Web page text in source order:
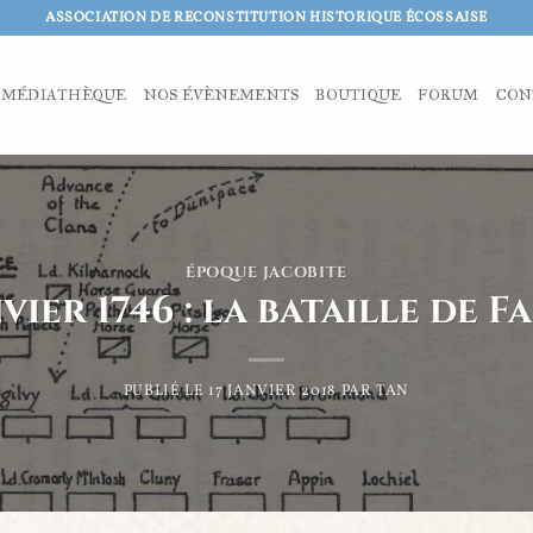
ASSOCIATION DE RECONSTITUTION HISTORIQUE ÉCOSSAISE
MÉDIATHÈQUE NOS ÉVÈNEMENTS BOUTIQUE FORUM
ÉPOQUE JACOBITE
1746 : la bataille de
PUBLIÉ LE 17 JANVIER 2018 PARTAN